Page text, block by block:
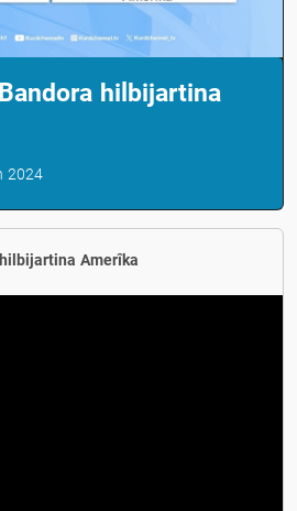
hilbijartina
2024
Amerîka